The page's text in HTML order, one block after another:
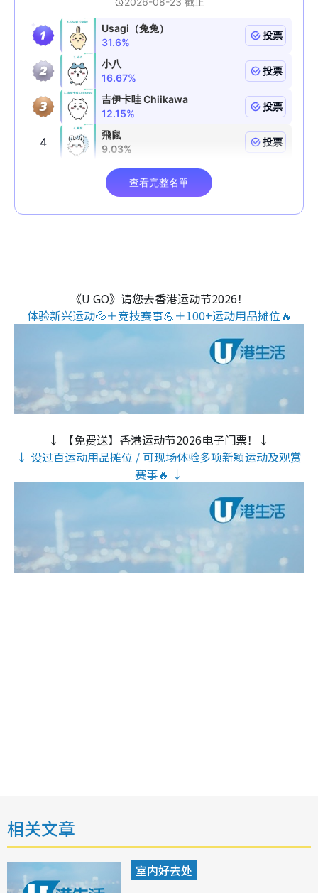
《U GO》请您去香港运动节2026！
体验新兴运动💦＋竞技赛事💪＋100+运动用品摊位🔥
↓ 【免费送】香港运动节2026电子门票！↓
↓ 设过百运动用品摊位 / 可现场体验多项新颖运动及观赏
赛事🔥 ↓
相关文章
室内好去处